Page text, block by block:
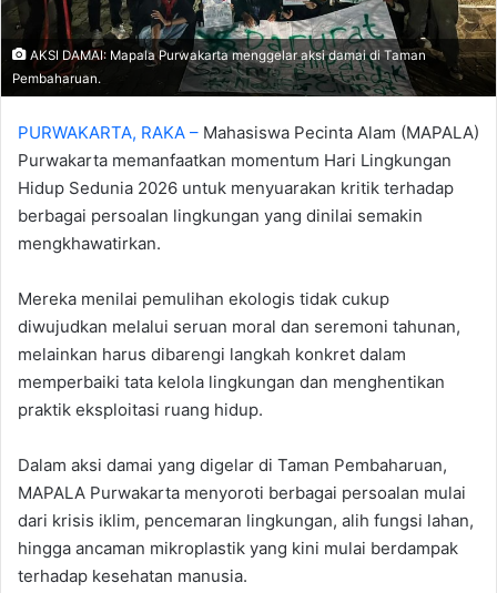
AKSI DAMAI: Mapala Purwakarta menggelar aksi damai di Taman
Pembaharuan.
PURWAKARTA, RAKA – Mahasiswa Pecinta Alam (MAPALA)
Purwakarta memanfaatkan momentum Hari Lingkungan
Hidup Sedunia 2026 untuk menyuarakan kritik terhadap
berbagai persoalan lingkungan yang dinilai semakin
mengkhawatirkan.
Mereka menilai pemulihan ekologis tidak cukup
diwujudkan melalui seruan moral dan seremoni tahunan,
melainkan harus dibarengi langkah konkret dalam
memperbaiki tata kelola lingkungan dan menghentikan
praktik eksploitasi ruang hidup.
Dalam aksi damai yang digelar di Taman Pembaharuan,
MAPALA Purwakarta menyoroti berbagai persoalan mulai
dari krisis iklim, pencemaran lingkungan, alih fungsi lahan,
hingga ancaman mikroplastik yang kini mulai berdampak
terhadap kesehatan manusia.